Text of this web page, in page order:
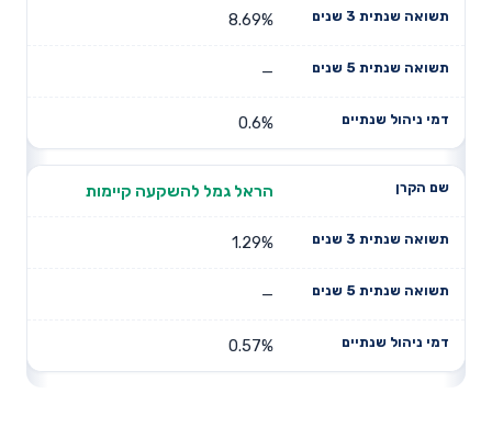
שנים
8.69%
—
0.6%
הראל גמל להשקעה קיימות
1.29%
—
0.57%